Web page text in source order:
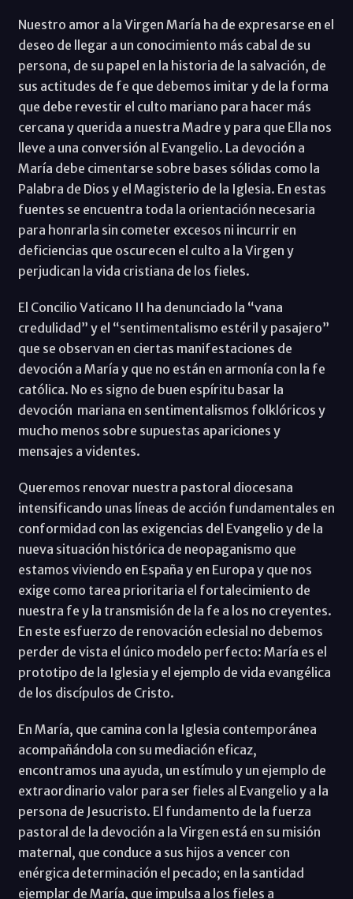
Nuestro amor a la Virgen María ha de expresarse en el
deseo de llegar a un conocimiento más cabal de su
persona, de su papel en la historia de la salvación, de
sus actitudes de fe que debemos imitar y de la forma
que debe revestir el culto mariano para hacer más
cercana y querida a nuestra Madre y para que Ella nos
lleve a una conversión al Evangelio. La devoción a
María debe cimentarse sobre bases sólidas como la
Palabra de Dios y el Magisterio de la Iglesia. En estas
fuentes se encuentra toda la orientación necesaria
para honrarla sin cometer excesos ni incurrir en
deficiencias que oscurecen el culto a la Virgen y
perjudican la vida cristiana de los fieles.
El Concilio Vaticano II ha denunciado la “vana
credulidad” y el “sentimentalismo estéril y pasajero”
que se observan en ciertas manifestaciones de
devoción a María y que no están en armonía con la fe
católica. No es signo de buen espíritu basar la
devoción mariana en sentimentalismos folklóricos y
mucho menos sobre supuestas apariciones y
mensajes a videntes.
Queremos renovar nuestra pastoral diocesana
intensificando unas líneas de acción fundamentales en
conformidad con las exigencias del Evangelio y de la
nueva situación histórica de neopaganismo que
estamos viviendo en España y en Europa y que nos
exige como tarea prioritaria el fortalecimiento de
nuestra fe y la transmisión de la fe a los no creyentes.
En este esfuerzo de renovación eclesial no debemos
perder de vista el único modelo perfecto: María es el
prototipo de la Iglesia y el ejemplo de vida evangélica
de los discípulos de Cristo.
En María, que camina con la Iglesia contemporánea
acompañándola con su mediación eficaz,
encontramos una ayuda, un estímulo y un ejemplo de
extraordinario valor para ser fieles al Evangelio y a la
persona de Jesucristo. El fundamento de la fuerza
pastoral de la devoción a la Virgen está en su misión
maternal, que conduce a sus hijos a vencer con
enérgica determinación el pecado; en la santidad
ejemplar de María, que impulsa a los fieles a